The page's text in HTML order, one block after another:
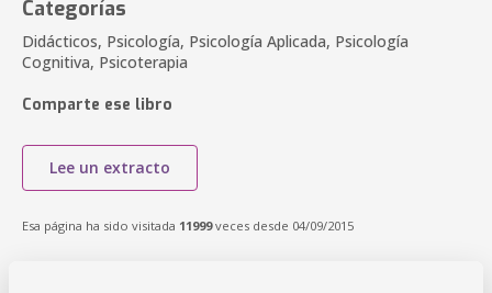
Categorías
Didácticos, Psicología, Psicología Aplicada, Psicología
Cognitiva, Psicoterapia
Comparte ese libro
Lee un extracto
Esa página ha sido visitada 11999veces desde 04/09/2015